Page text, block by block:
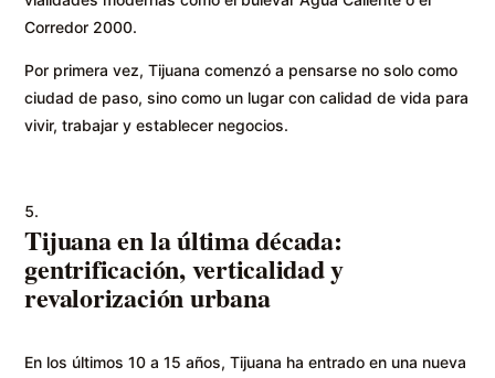
Corredor 2000.
Por primera vez, Tijuana comenzó a pensarse no solo como
ciudad de paso, sino como un lugar con calidad de vida para
vivir, trabajar y establecer negocios.
Tijuana en la última década:
gentrificación, verticalidad y
revalorización urbana
En los últimos 10 a 15 años, Tijuana ha entrado en una nueva